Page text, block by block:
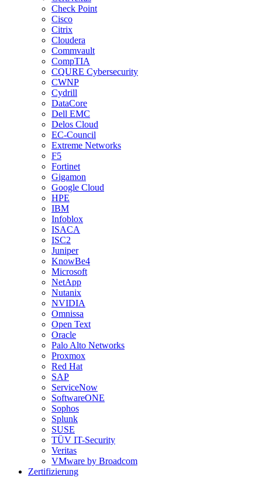
Check Point
Cisco
Citrix
Cloudera
Commvault
CompTIA
CQURE Cybersecurity
CWNP
Cydrill
DataCore
Dell EMC
Delos Cloud
EC-Council
Extreme Networks
F5
Fortinet
Gigamon
Google Cloud
HPE
IBM
Infoblox
ISACA
ISC2
Juniper
KnowBe4
Microsoft
NetApp
Nutanix
NVIDIA
Omnissa
Open Text
Oracle
Palo Alto Networks
Proxmox
Red Hat
SAP
ServiceNow
SoftwareONE
Sophos
Splunk
SUSE
TÜV IT-Security
Veritas
VMware by Broadcom
Zertifizierung